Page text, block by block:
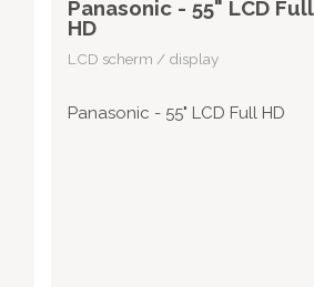
Panasonic - 55" LCD Full
HD
LCD scherm / display
Panasonic - 55" LCD Full HD